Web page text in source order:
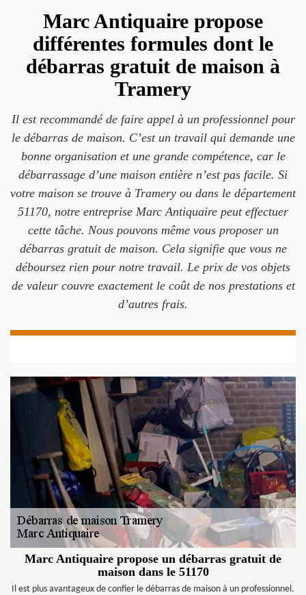
Marc Antiquaire propose
différentes formules dont le
débarras gratuit de maison à
Tramery
Il est recommandé de faire appel à un professionnel pour
le débarras de maison. C’est un travail qui demande une
bonne organisation et une grande compétence, car le
débarrassage d’une maison entière n’est pas facile. Si
votre maison se trouve à Tramery ou dans le département
51170, notre entreprise Marc Antiquaire peut effectuer
cette tâche. Nous pouvons même vous proposer un
débarras gratuit de maison. Cela signifie que vous ne
déboursez rien pour notre travail. Le prix de vos objets
de valeur couvre exactement le coût de nos prestations et
d’autres frais.
Marc Antiquaire propose un débarras gratuit de
maison dans le 51170
Il est plus avantageux de confier le débarras de maison à un professionnel.